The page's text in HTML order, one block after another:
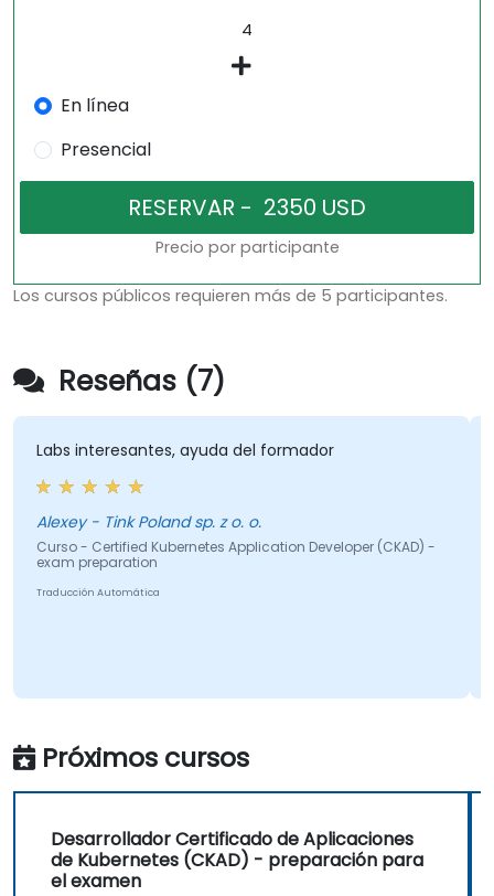
En línea
Presencial
Precio por participante
Los cursos públicos requieren más de 5 participantes.
Reseñas (7)
interesantes, ayuda del formador
Alexey - Tink Poland sp. z o. o.
- Certified Kubernetes Application Developer (CKAD) -
preparation
Automática
Próximos cursos
Desarrollador Certificado de Aplicaciones
de Kubernetes (CKAD) - preparación para
el examen